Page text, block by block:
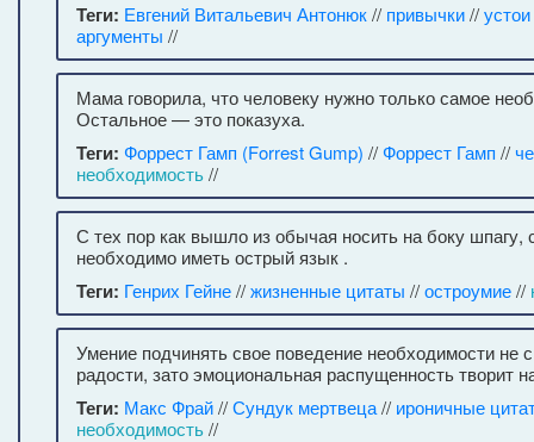
Теги: Евгений Витальевич Антонюк// привычки//устои
аргументы //
Мама говорила, что человеку нужно только самое
Остальное — это показуха.
Теги: Форрест Гамп (Forrest Gump) //Форрест Гамп //
необходимость//
С тех пор как вышло из обычая носить на боку шпагу,
необходимо иметь острый язык .
Теги: Генрих Гейне//жизненные цитаты //остроумие//
Умение подчинять свое поведение необходимости не
радости, зато эмоциональная распущенность творит
Теги: Макс Фрай//Сундук мертвеца// ироничные
необходимость//